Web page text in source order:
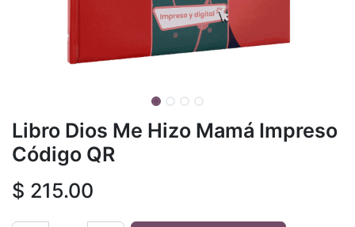
Libro Dios Me Hizo Mamá Impreso
Código QR
$ 215.00